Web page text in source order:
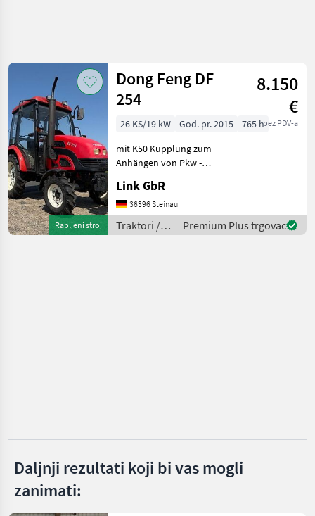
Kategorija 4 Država Filtri
TRENUTNA
STAZA
Poljoprivredna
tehnika
Traktori
Standardni
Traktori
Traktori
Steyr
Claas
Poništi
Prikaži 1
rezultata
Rabljeni stroj
Dong Feng DF
254
8.150
€
bez PDV-a
26 KS/19 kW God. pr. 2015
765 h
mit K50 Kupplung zum
Anhängen von Pkw -
Kippmulde. Pogon: Pogon
na sve kotače (4x4), ,
Platforma: Kabina, Broj
obrtaja priključnog vratila/
Link GbR
36396 Steinau
Traktori /
Dong Feng
Premium Plus trgovac
Daljnji rezultati koji bi vas mogli
zanimati: